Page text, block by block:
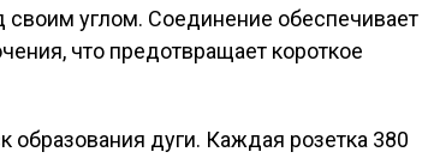
углом. Соединение обеспечивает
что предотвращает короткое
дуги. Каждая розетка 380